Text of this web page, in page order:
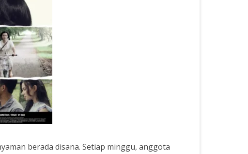
berada disana. Setiap minggu, anggota